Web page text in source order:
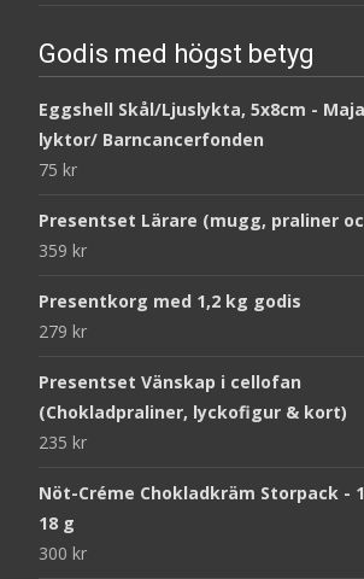
Godis med högst betyg
Eggshell Skål/Ljuslykta, 5x8cm -
lyktor/ Barncancerfonden
75 kr
Presentset Lärare (mugg, praliner
359 kr
Presentkorg med 1,2 kg godis
279 kr
Presentset Vänskap i cellofan
(Chokladpraliner, lyckofigur & kort)
235 kr
Nöt-Créme Chokladkräm Storpack -
18 g
300 kr